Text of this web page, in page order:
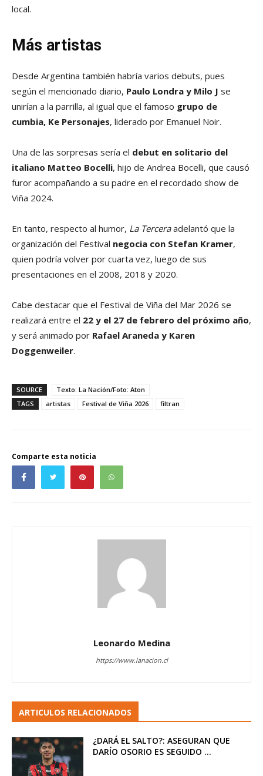
local.
Más artistas
Desde Argentina también habría varios debuts, pues
según el mencionado diario, Paulo Londra y Milo J se
unirían a la parrilla, al igual que el famoso grupo de
cumbia, Ke Personajes, liderado por Emanuel Noir.
Una de las sorpresas sería el debut en solitario del
italiano Matteo Bocelli, hijo de Andrea Bocelli, que causó
furor acompañando a su padre en el recordado show de
Viña 2024.
En tanto, respecto al humor, La Terceraadelantó que la
organización del Festival negocia con Stefan Kramer,
quien podría volver por cuarta vez, luego de sus
presentaciones en el 2008, 2018 y 2020.
Cabe destacar que el Festival de Viña del Mar 2026 se
realizará entre el 22 y el 27 de febrero del próximo año,
y será animado por Rafael Araneda y Karen
Doggenweiler.
SOURCE
Texto: La Nación/Foto: Aton
TAGS
artistas Festival de Viña 2026 filtran
Comparte esta noticia
Leonardo Medina
https://www.lanacion.cl
ARTICULOS RELACIONADOS
¿DARÁ EL SALTO?: ASEGURAN QUE
DARÍO OSORIO ES SEGUIDO ...